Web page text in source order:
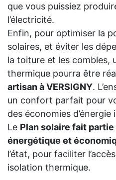
que vous puissiez
l’électricité.
Enfin, pour optimiser la
solaires, et éviter les
la toiture et les combles,
thermique pourra être
artisan à VERSIGNY.
un confort parfait pour
des économies d’énergie
Le Plan solaire fait
énergétique et
l’état, pour faciliter
isolation thermique.